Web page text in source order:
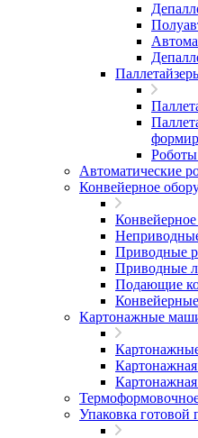
Роботы
Автоматические
Конвейерное
Приводные
Приводные
Подающие
Картонажные
Упаковка готовой